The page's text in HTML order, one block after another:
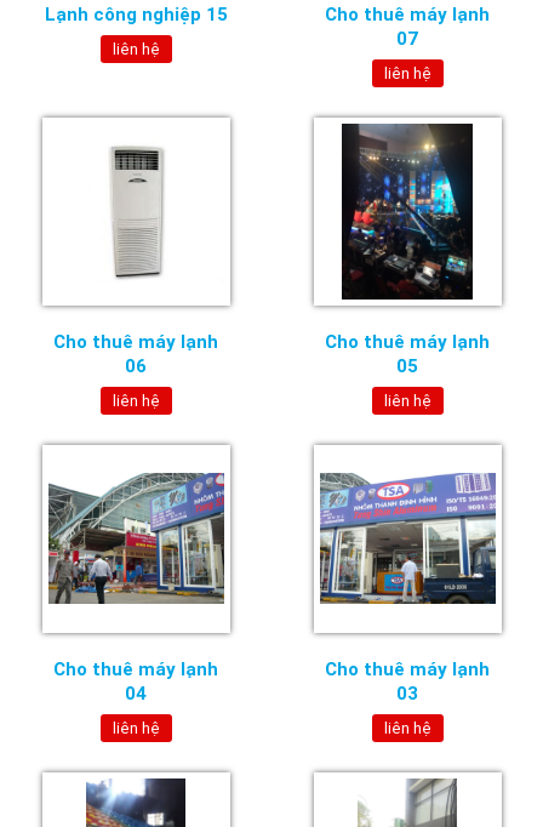
Lạnh công nghiệp 15
liên hệ
Cho thuê máy lạnh
07
liên hệ
Cho thuê máy lạnh
06
liên hệ
Cho thuê máy lạnh
05
liên hệ
Cho thuê máy lạnh
04
liên hệ
Cho thuê máy lạnh
03
liên hệ